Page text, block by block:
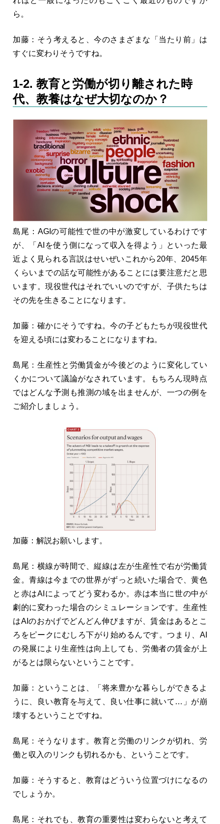
ら。
加藤：そう考えると、今のさまざまな「当たり前」は
すぐに変わりそうですね。
1-2. 教育と労働が切り離された時
代、教養はなぜ大切なのか？
島尾：AGIの可能性で世の中が激変しているわけです
が、「AIを使う側になって収入を得よう」といった最
近よく見られる言説はせいぜいこれから20年、2045年
くらいまでの話な可能性があることには要注意だと思
います。現役世代はそれでいいのですが、子供たちは
その先を生きることになります。
加藤：確かにそうですね。今の子どもたちが現役世代
を迎える頃には変わることになりますね。
島尾：生産性と労働賃金が今後どのように変化してい
くかについて議論がなされています。もちろん現時点
ではどんな予測も推測の域を出ませんが、一つの例を
ご紹介しましょう。
加藤：解説お願いします。
島尾：横線が時間で、縦線は左が生産性で右が労働賃
金。青線は今までの世界がずっと続いた場合で、黄色
と赤はAIによってどう変わるか。赤は本当に世の中が
劇的に変わった場合のシミュレーションです。生産性
はAIのおかげでどんどん伸びますが、賃金はあるとこ
ろをピークにむしろ下がり始めるんです。つまり、AI
の発展により生産性は向上しても、労働者の賃金が上
がるとは限らないということです。
加藤：ということは、「将来豊かな暮らしができるよ
うに、良い教育を与えて、良い仕事に就いて…」が崩
壊するということですね。
島尾：そうなります。教育と労働のリンクが切れ、労
働と収入のリンクも切れるかも、ということです。
加藤：そうすると、教育はどういう位置づけになるの
でしょうか。
島尾：それでも、教育の重要性は変わらないと考えて